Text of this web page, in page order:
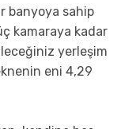
banyoya sahip
kamaraya kadar
yerleşim
eni 4,29